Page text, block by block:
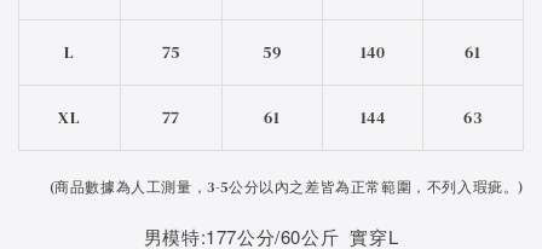
L 75 59 140 61
XL 77 61 144 63
(商品數據為人工測量，3-5公分以內之差皆為正常範圍，不列入瑕疵。)
男模特:177公分/60公斤 實穿L